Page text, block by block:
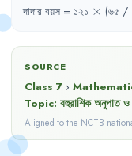
দাদার বয়স = ১২১ \times
× (৬৫ /
SOURCE
Class 7 ›
Topic: বহুরাশিক অনুপাত ও
Aligned to the NCTB